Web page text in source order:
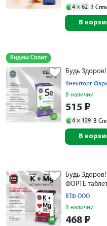
4 × 62 В
В
Яндекс Сплит
Будь
Внешторг
В наличии
515 ₽
4 × 129 В
В
Будь
ФОРТЕ
ВТФ ООО
В наличии
468 ₽